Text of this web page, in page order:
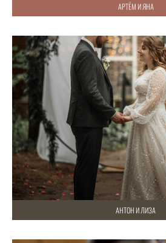
АРТЁМ И ЯНА
АНТОН И ЛИЗА